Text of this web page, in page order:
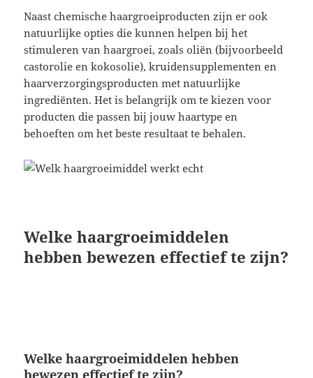
Naast chemische haargroeiproducten zijn er ook
natuurlijke opties die kunnen helpen bij het
stimuleren van haargroei, zoals oliën (bijvoorbeeld
castorolie en kokosolie), kruidensupplementen en
haarverzorgingsproducten met natuurlijke
ingrediënten. Het is belangrijk om te kiezen voor
producten die passen bij jouw haartype en
behoeften om het beste resultaat te behalen.
Welke haargroeimiddelen
hebben bewezen effectief te zijn?
Welke haargroeimiddelen hebben
bewezen effectief te zijn?